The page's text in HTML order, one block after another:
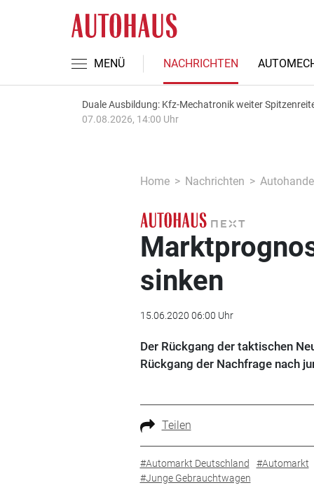
MENÜ NACHRICHTEN
Duale Ausbildung: Kfz-Mechatronik weiter
07.08.2026, 14:00 Uhr
Home Nachrichten
sinken
15.06.2020 06:00 Uhr
Der Rückgang der taktischen
Rückgang der Nachfrage nach
Teilen
#Automarkt Deutschland #Automarkt
#Junge Gebrauchtwagen